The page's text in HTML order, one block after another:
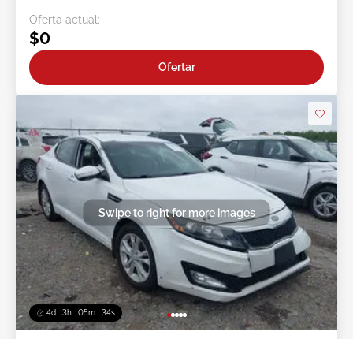
Oferta actual:
$0
Ofertar
4d : 3h : 05m : 31s
Swipe to right for more images